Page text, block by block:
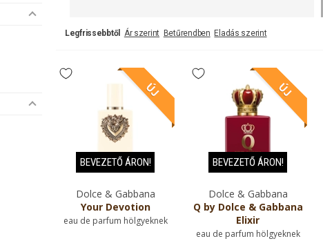
Legfrissebbtől Ár szerint Betűrendben Eladás szerint
Dolce & Gabbana
Your Devotion
eau de parfum hölgyeknek
BEVEZETŐ ÁRON!
Dolce & Gabbana
Q by Dolce & Gabbana
Elixir
eau de parfum hölgyeknek
BEVEZETŐ ÁRON!